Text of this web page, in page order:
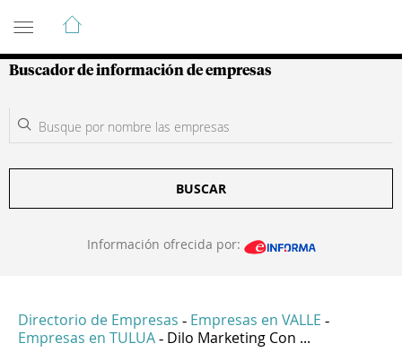
Guía de Empresas Colombianas
Buscador de información de empresas
BUSCAR
Información ofrecida por:
Directorio de Empresas - Empresas en VALLE -
Empresas en TULUA - Dilo Marketing Con ...